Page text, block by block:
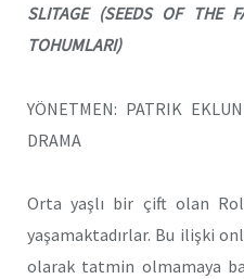
SLITAGE (SEEDS OF THE
TOHUMLARI)
YÖNETMEN: PATRIK
DRAMA
Orta yaşlı bir çift olan
yaşamaktadırlar. Bu ilişki
olarak tatmin olmamaya